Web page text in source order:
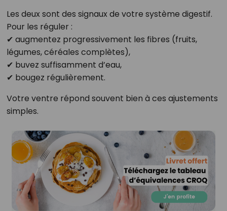
Les deux sont des signaux de votre système digestif.
Pour les réguler :
✔ augmentez progressivement les fibres (fruits,
légumes, céréales complètes),
✔ buvez suffisamment d’eau,
✔ bougez régulièrement.
Votre ventre répond souvent bien à ces ajustements
simples.